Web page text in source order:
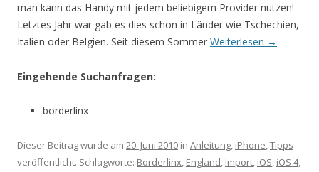
man kann das Handy mit jedem beliebigem Provider nutzen!
Letztes Jahr war gab es dies schon in Länder wie Tschechien,
Italien oder Belgien. Seit diesem Sommer Weiterlesen →
Eingehende Suchanfragen:
borderlinx
Dieser Beitrag wurde am 20. Juni 2010 in Anleitung, iPhone,Tipps
veröffentlicht. Schlagworte: Borderlinx, England, Import, iOS, iOS 4,